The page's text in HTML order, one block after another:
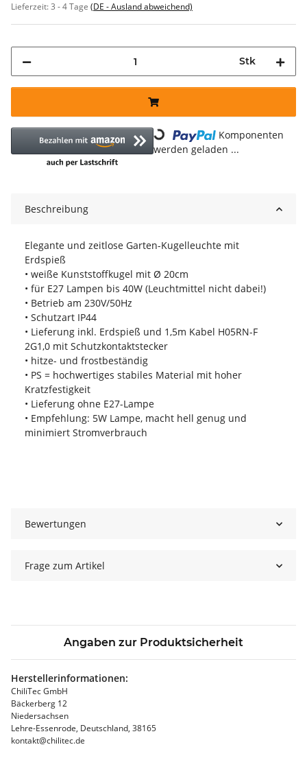
Lieferzeit:3 - 4 Tage (DE - Ausland abweichend)
Stk
Loading...
Komponenten
werden geladen ...
Beschreibung
Elegante und zeitlose Garten-Kugelleuchte mit
Erdspieß
• weiße Kunststoffkugel mit Ø 20cm
• für E27 Lampen bis 40W (Leuchtmittel nicht dabei!)
• Betrieb am 230V/50Hz
• Schutzart IP44
• Lieferung inkl. Erdspieß und 1,5m Kabel H05RN-F
2G1,0 mit Schutzkontaktstecker
• hitze- und frostbeständig
• PS = hochwertiges stabiles Material mit hoher
Kratzfestigkeit
• Lieferung ohne E27-Lampe
• Empfehlung: 5W Lampe, macht hell genug und
minimiert Stromverbrauch
Bewertungen
Frage zum Artikel
Angaben zur Produktsicherheit
Herstellerinformationen:
ChiliTec GmbH
Bäckerberg 12
Niedersachsen
Lehre-Essenrode, Deutschland, 38165
kontakt@chilitec.de